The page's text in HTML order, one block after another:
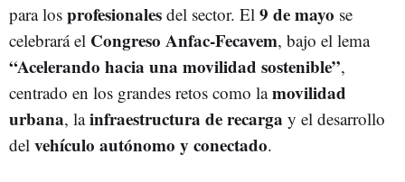
para los profesionales del sector. El 9 de mayo se
celebrará el Congreso Anfac-Fecavem, bajo el lema
“Acelerando hacia una movilidad sostenible”,
centrado en los grandes retos como lamovilidad
urbana, lainfraestructura de recarga y el desarrollo
del vehículo autónomo y conectado.